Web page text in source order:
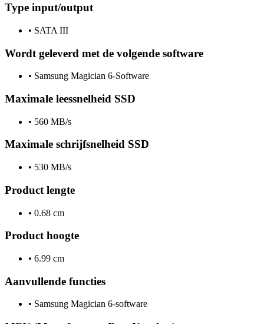
Type input/output
• SATA III
Wordt geleverd met de volgende software
• Samsung Magician 6-Software
Maximale leessnelheid SSD
• 560 MB/s
Maximale schrijfsnelheid SSD
• 530 MB/s
Product lengte
• 0.68 cm
Product hoogte
• 6.99 cm
Aanvullende functies
• Samsung Magician 6-software